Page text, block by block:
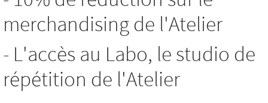
merchandising de l'Atelier
- L'accès au Labo, le studio de
répétition de l'Atelier